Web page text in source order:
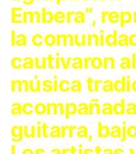
Embera”,
la
cautivaron
música
guitarra,